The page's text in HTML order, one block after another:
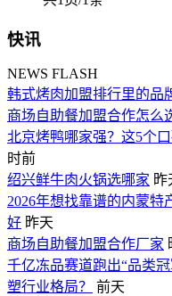
快讯
NEWS FLASH
韩式烤肉加盟排行里的品
商场自助餐加盟合作怎么
北京烤鸭哪家强？这5个
时前
绍兴鲜牛肉火锅选哪家 昨
2026年想找靠谱的内蒙特
好 昨天
商场自助餐加盟合作厂家
千亿冻品赛道跑出“品类
塑行业格局？
前天